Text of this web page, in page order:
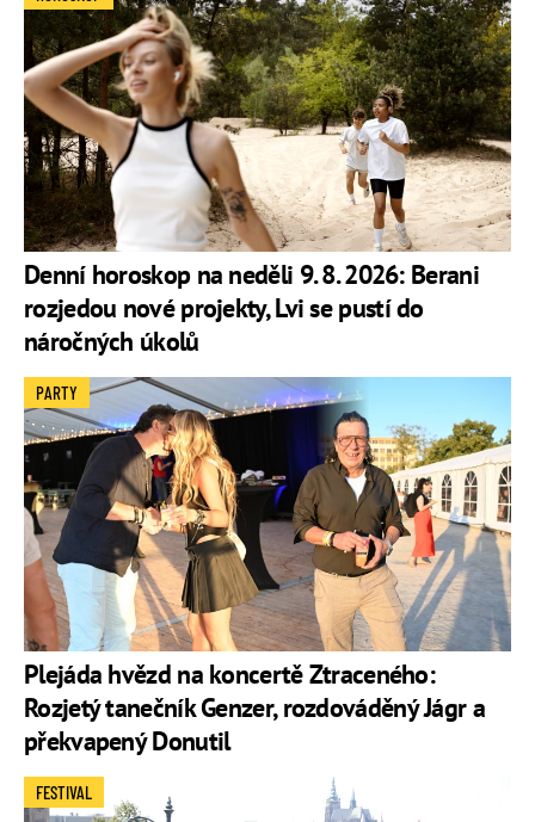
Denní horoskop na neděli 9. 8. 2026: Berani
rozjedou nové projekty, Lvi se pustí do
náročných úkolů
Plejáda hvězd na koncertě Ztraceného:
Rozjetý tanečník Genzer, rozdováděný Jágr a
překvapený Donutil
PARTY
FESTIVAL